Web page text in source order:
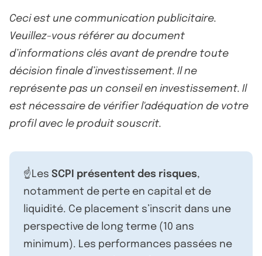
Ceci est une communication publicitaire.
Veuillez-vous référer au document
d’informations clés avant de prendre toute
décision finale d’investissement. Il ne
représente pas un conseil en investissement. Il
est nécessaire de vérifier l'adéquation de votre
profil avec le produit souscrit.
☝️Les SCPI présentent des risques,
notamment de perte en capital et de
liquidité. Ce placement s’inscrit dans une
perspective de long terme (10 ans
minimum). Les performances passées ne